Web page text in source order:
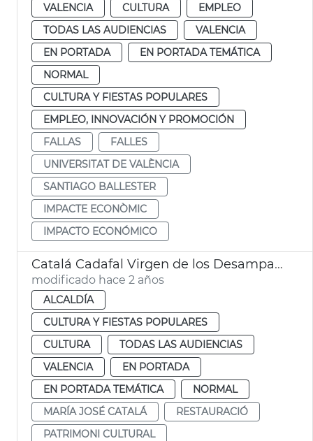
VALENCIA
CULTURA
EMPLEO
TODAS LAS AUDIENCIAS
VALENCIA
EN PORTADA
EN PORTADA TEMÁTICA
NORMAL
CULTURA Y FIESTAS POPULARES
EMPLEO, INNOVACIÓN Y PROMOCIÓN
FALLAS
FALLES
UNIVERSITAT DE VALÈNCIA
SANTIAGO BALLESTER
IMPACTE ECONÒMIC
IMPACTO ECONÓMICO
Catalá Cadafal Virgen de los Desamparados
modificado hace 2 años
ALCALDÍA
CULTURA Y FIESTAS POPULARES
CULTURA
TODAS LAS AUDIENCIAS
VALENCIA
EN PORTADA
EN PORTADA TEMÁTICA
NORMAL
MARÍA JOSÉ CATALÁ
RESTAURACIÓ
PATRIMONI CULTURAL